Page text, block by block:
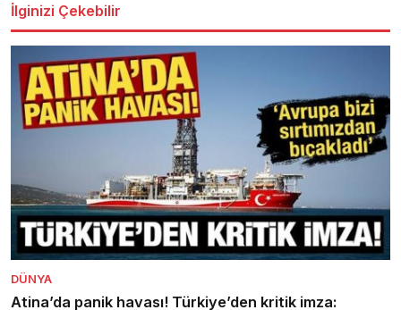
İlginizi Çekebilir
DÜNYA
Atina’da panik havası! Türkiye’den kritik imza: